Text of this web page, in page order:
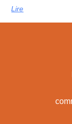
Lire